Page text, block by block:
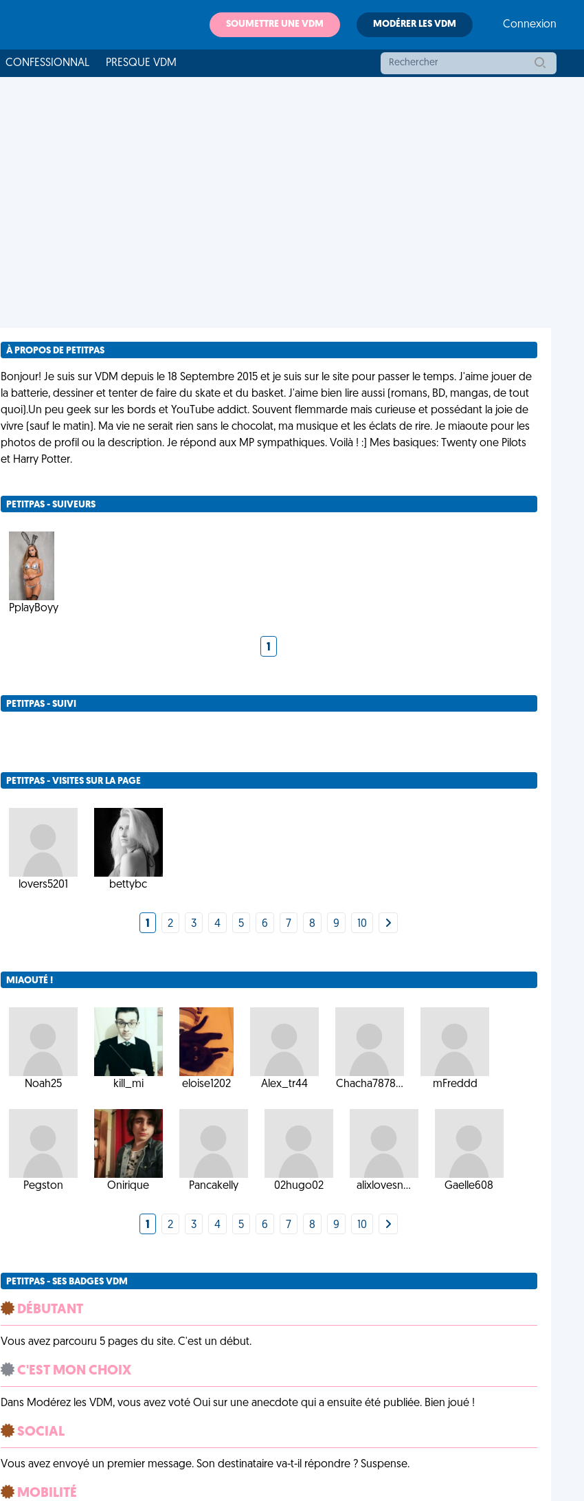
SOUMETTRE UNE VDM MODÉRER LES VDM Connexion
CONFESSIONNAL PRESQUE VDM
À PROPOS DE PETITPAS
Bonjour! Je suis sur VDM depuis le 18 Septembre 2015 et je suis sur le site pour passer le temps. J'aime jouer de
la batterie, dessiner et tenter de faire du skate et du basket. J'aime bien lire aussi (romans, BD, mangas, de tout
quoi).Un peu geek sur les bords et YouTube addict. Souvent flemmarde mais curieuse et possédant la joie de
vivre (sauf le matin). Ma vie ne serait rien sans le chocolat, ma musique et les éclats de rire. Je miaoute pour les
photos de profil ou la description. Je répond aux MP sympathiques. Voilà ! :] Mes basiques: Twenty one Pilots
et Harry Potter.
PETITPAS - SUIVEURS
PplayBoyy
1
PETITPAS - SUIVI
PETITPAS - VISITES SUR LA PAGE
lovers5201 bettybc
1 2 3 4 5 6 7 8 9 10
MIAOUTÉ !
Noah25 kill_mi eloise1202 Alex_tr44 Chacha7878... mFreddd
Pegston Onirique Pancakelly 02hugo02 alixlovesn... Gaelle608
1 2 3 4 5 6 7 8 9 10
PETITPAS - SES BADGES VDM
DÉBUTANT
Vous avez parcouru 5 pages du site. C'est un début.
C'EST MON CHOIX
Dans Modérez les VDM, vous avez voté Oui sur une anecdote qui a ensuite été publiée. Bien joué !
SOCIAL
Vous avez envoyé un premier message. Son destinataire va-t-il répondre ? Suspense.
MOBILITÉ